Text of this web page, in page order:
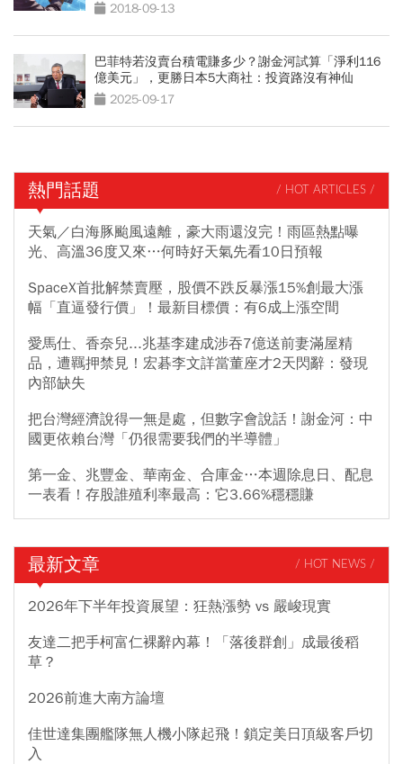
2018-09-13
巴菲特若沒賣台積電賺多少？謝金河試算「淨利116
億美元」，更勝日本5大商社：投資路沒有神仙
2025-09-17
熱門話題 / HOT ARTICLES /
天氣／白海豚颱風遠離，豪大雨還沒完！雨區熱點曝
光、高溫36度又來…何時好天氣先看10日預報
SpaceX首批解禁賣壓，股價不跌反暴漲15%創最大漲
幅「直逼發行價」！最新目標價：有6成上漲空間
愛馬仕、香奈兒...兆基李建成涉吞7億送前妻滿屋精
品，遭羈押禁見！宏碁李文詳當董座才2天閃辭：發現
內部缺失
把台灣經濟說得一無是處，但數字會說話！謝金河：中
國更依賴台灣「仍很需要我們的半導體」
第一金、兆豐金、華南金、合庫金…本週除息日、配息
一表看！存股誰殖利率最高：它3.66%穩穩賺
最新文章 / HOT NEWS /
2026年下半年投資展望：狂熱漲勢 vs 嚴峻現實
友達二把手柯富仁裸辭內幕！「落後群創」成最後稻
草？
2026前進大南方論壇
佳世達集團艦隊無人機小隊起飛！鎖定美日頂級客戶切
入